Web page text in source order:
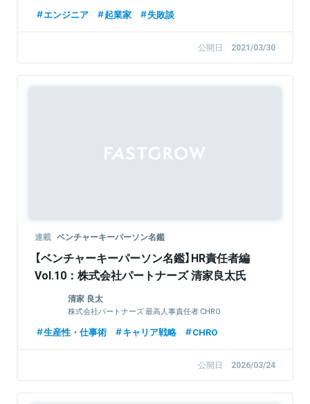
エンジニア 起業家 失敗談
公開日 2021/03/30
連載 ベンチャーキーパーソン名鑑
【ベンチャーキーパーソン名鑑】HR責任者編
Vol.10：株式会社パートナーズ 清家良太氏
清家 良太
株式会社パートナーズ 最高人事責任者 CHRO
生産性・仕事術 キャリア戦略 CHRO
公開日 2026/03/24